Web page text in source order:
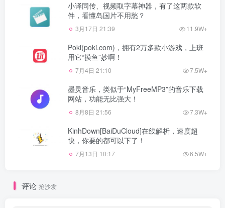
小译同传、视频取字幕神器，有了这两款软
件，看懂岛国片不用愁？
3月17日 21:39 11.9W+
Poki(poki.com)，拥有2万多款小游戏，上班
用它“摸鱼”妙啊！
7月4日 21:10 7.5W+
墨灵音乐，类似于“MyFreeMP3”的音乐下载
网站，功能无比强大！
8月8日 21:56 7.3W+
KinhDown[BaiDuCloud]在线解析，速度超
快，你要的都可以下了！
7月13日 10:17 6.5W+
评论 抢沙发